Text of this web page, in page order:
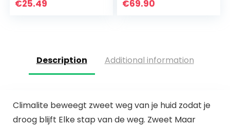
€25.49 €69.90
Description Additional information
Climalite beweegt zweet weg van je huid zodat je
droog blijft Elke stap van de weg. Zweet Maar